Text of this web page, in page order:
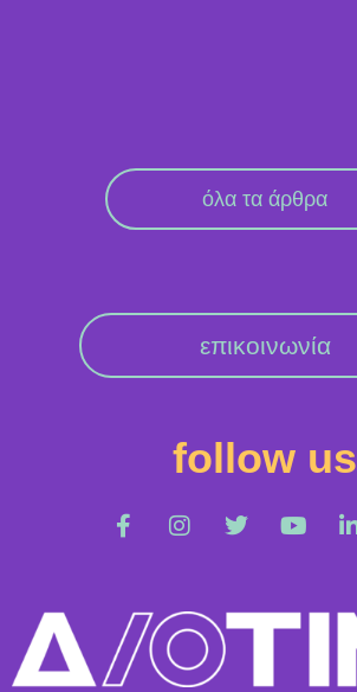
όλα τα άρθρα
επικοινωνία
follow us